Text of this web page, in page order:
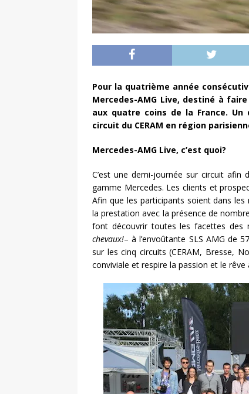
Pour la quatrième année
Mercedes-AMG Live, destiné à
aux quatre coins de la France.
circuit du CERAM en région
Mercedes-AMG Live, c’est quoi?
C’est une demi-journée sur circuit afin
gamme Mercedes. Les clients et
Afin que les participants soient dans les
la prestation avec la présence de
font découvrir toutes les facettes des
chevaux!– à l’envoûtante SLS AMG de
sur les cinq circuits (CERAM, Bresse,
conviviale et respire la passion et le rêve